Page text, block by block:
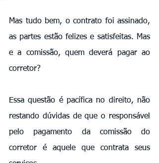
Mas tudo bem, o contrato foi assinado,
as partes estão felizes e satisfeitas. Mas
e a comissão, quem deverá pagar ao
corretor?
Essa questão é pacífica no direito, não
restando dúvidas de que o responsável
pelo pagamento da comissão do
corretor é aquele que contrata seus